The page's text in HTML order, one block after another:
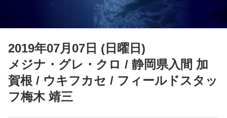
2019年07月07日 (日曜日)
メジナ・グレ・クロ / 静岡県入間 加
賀根 / ウキフカセ / フィールドスタッ
フ梅木 靖三